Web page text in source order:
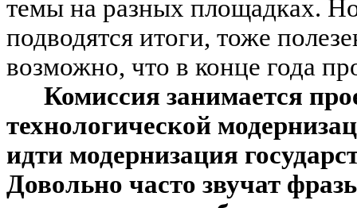
темы на разных площадках.
подводятся итоги, тоже
возможно, что в конце года
Комиссия занимается
технологической
идти модернизация
Довольно часто звучат